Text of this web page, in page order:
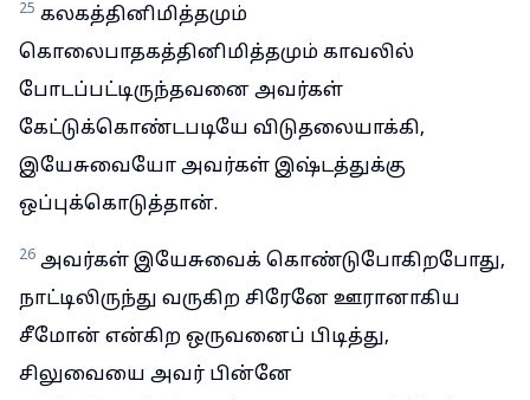
25 கலகத்தினிமித்தமும்
கொலைபாதகத்தினிமித்தமும் காவலில்
போடப்பட்டிருந்தவனை அவர்கள்
கேட்டுக்கொண்டபடியே விடுதலையாக்கி,
இயேசுவையோ அவர்கள் இஷ்டத்துக்கு
ஒப்புக்கொடுத்தான்.
26 அவர்கள் இயேசுவைக் கொண்டுபோகிறபோது,
நாட்டிலிருந்து வருகிற சிரேனே ஊரானாகிய
சீமோன் என்கிற ஒருவனைப் பிடித்து,
சிலுவையை அவர் பின்னே